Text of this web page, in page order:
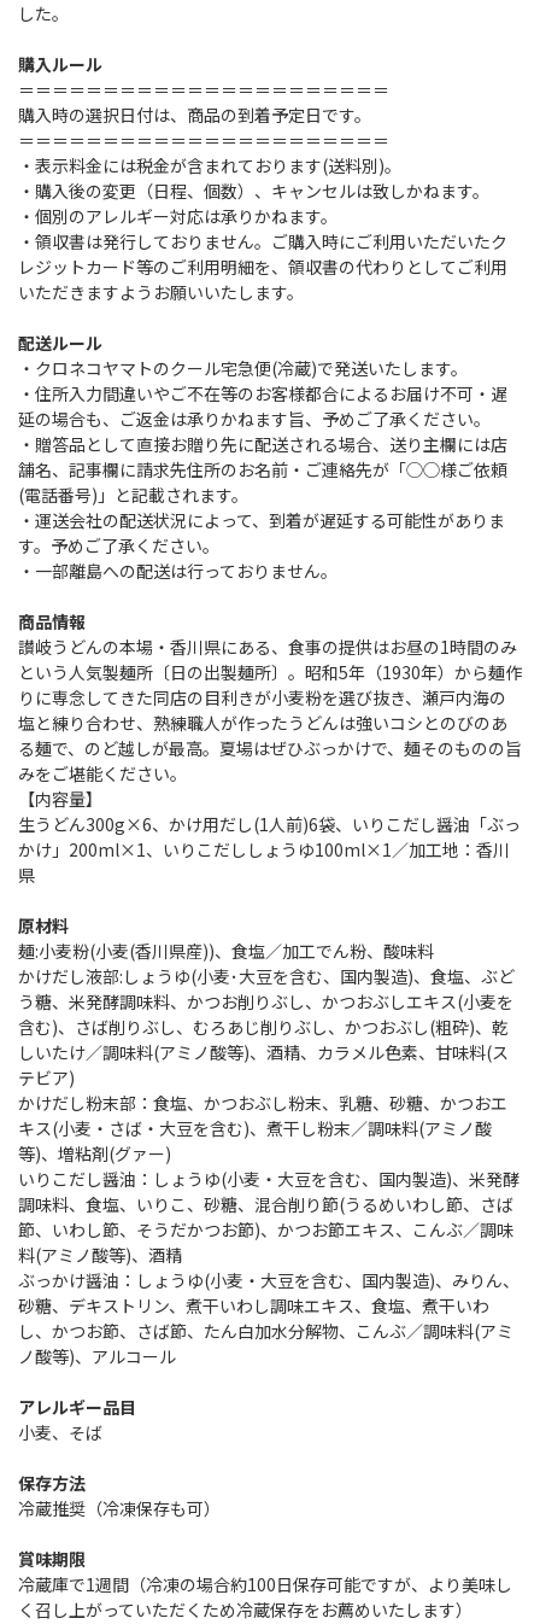
した。
購入ルール
＝＝＝＝＝＝＝＝＝＝＝＝＝＝＝＝＝＝＝＝＝＝
購入時の選択日付は、商品の到着予定日です。
＝＝＝＝＝＝＝＝＝＝＝＝＝＝＝＝＝＝＝＝＝＝
・表示料金には税金が含まれております(送料別)。
・購入後の変更（日程、個数）、キャンセルは致しかねます。
・個別のアレルギー対応は承りかねます。
・領収書は発行しておりません。ご購入時にご利用いただいたク
レジットカード等のご利用明細を、領収書の代わりとしてご利用
いただきますようお願いいたします。
配送ルール
・クロネコヤマトのクール宅急便(冷蔵)で発送いたします。
・住所入力間違いやご不在等のお客様都合によるお届け不可・遅
延の場合も、ご返金は承りかねます旨、予めご了承ください。
・贈答品として直接お贈り先に配送される場合、送り主欄には店
舗名、記事欄に請求先住所のお名前・ご連絡先が「◯◯様ご依頼
(電話番号)」と記載されます。
・運送会社の配送状況によって、到着が遅延する可能性がありま
す。予めご了承ください。
・一部離島への配送は行っておりません。
商品情報
讃岐うどんの本場・香川県にある、食事の提供はお昼の1時間のみ
という人気製麺所〔日の出製麺所〕。昭和5年（1930年）から麺作
りに専念してきた同店の目利きが小麦粉を選び抜き、瀬戸内海の
塩と練り合わせ、熟練職人が作ったうどんは強いコシとのびのあ
る麺で、のど越しが最高。夏場はぜひぶっかけで、麺そのものの旨
みをご堪能ください。
【内容量】
生うどん300g×6、かけ用だし(1人前)6袋、いりこだし醤油「ぶっ
かけ」200ml×1、いりこだししょうゆ100ml×1／加工地：香川
県
原材料
麺:小麦粉(小麦(香川県産))、食塩／加工でん粉、酸味料
かけだし液部:しょうゆ(小麦･大豆を含む、国内製造)、食塩、ぶど
う糖、米発酵調味料、かつお削りぶし、かつおぶしエキス(小麦を
含む)、さば削りぶし、むろあじ削りぶし、かつおぶし(粗砕)、乾
しいたけ／調味料(アミノ酸等)、酒精、カラメル色素、甘味料(ス
テビア)
かけだし粉末部：食塩、かつおぶし粉末、乳糖、砂糖、かつおエ
キス(小麦・さば・大豆を含む)、煮干し粉末／調味料(アミノ酸
等)、増粘剤(グァー)
いりこだし醤油：しょうゆ(小麦・大豆を含む、国内製造)、米発酵
調味料、食塩、いりこ、砂糖、混合削り節(うるめいわし節、さば
節、いわし節、そうだかつお節)、かつお節エキス、こんぶ／調味
料(アミノ酸等)、酒精
ぶっかけ醤油：しょうゆ(小麦・大豆を含む、国内製造)、みりん、
砂糖、デキストリン、煮干いわし調味エキス、食塩、煮干いわ
し、かつお節、さば節、たん白加水分解物、こんぶ／調味料(アミ
ノ酸等)、アルコール
アレルギー品目
小麦、そば
保存方法
冷蔵推奨（冷凍保存も可）
賞味期限
冷蔵庫で1週間（冷凍の場合約100日保存可能ですが、より美味し
く召し上がっていただくため冷蔵保存をお薦めいたします）